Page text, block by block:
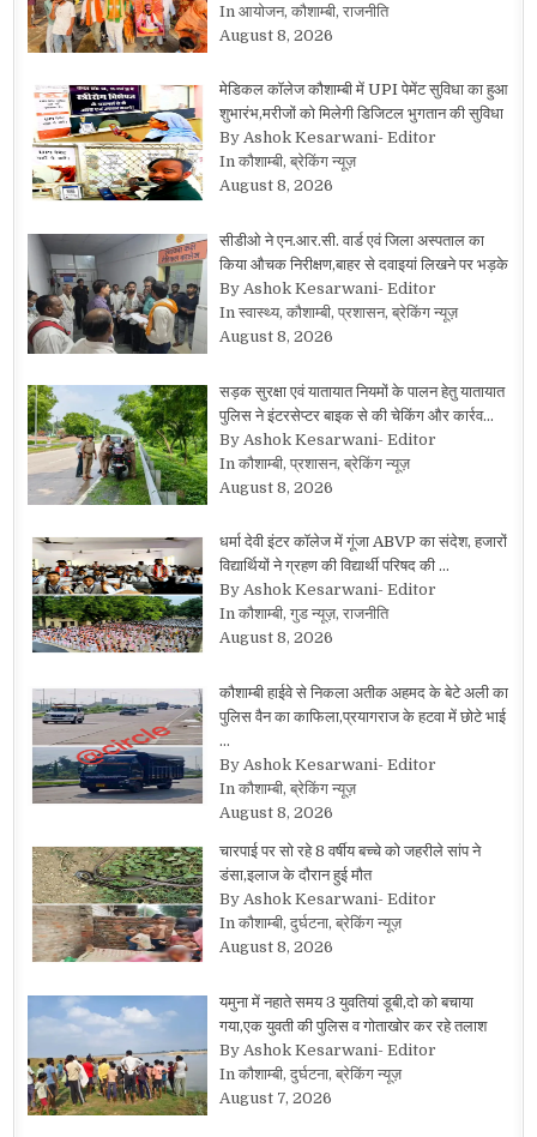
In आयोजन, कौशाम्बी, राजनीति
August 8, 2026
मेडिकल कॉलेज कौशाम्बी में UPI पेमेंट सुविधा का हुआ
शुभारंभ,मरीजों को मिलेगी डिजिटल भुगतान की सुविधा
By Ashok Kesarwani- Editor
In कौशाम्बी, ब्रेकिंग न्यूज़
August 8, 2026
सीडीओ ने एन.आर.सी. वार्ड एवं जिला अस्पताल का
किया औचक निरीक्षण,बाहर से दवाइयां लिखने पर भड़के
By Ashok Kesarwani- Editor
In स्वास्थ्य, कौशाम्बी, प्रशासन, ब्रेकिंग न्यूज़
August 8, 2026
सड़क सुरक्षा एवं यातायात नियमों के पालन हेतु यातायात
पुलिस ने इंटरसेप्टर बाइक से की चेकिंग और कार्रव…
By Ashok Kesarwani- Editor
In कौशाम्बी, प्रशासन, ब्रेकिंग न्यूज़
August 8, 2026
धर्मा देवी इंटर कॉलेज में गूंजा ABVP का संदेश, हजारों
विद्यार्थियों ने ग्रहण की विद्यार्थी परिषद की …
By Ashok Kesarwani- Editor
In कौशाम्बी, गुड न्यूज़, राजनीति
August 8, 2026
कौशाम्बी हाईवे से निकला अतीक अहमद के बेटे अली का
पुलिस वैन का काफिला,प्रयागराज के हटवा में छोटे भाई
…
By Ashok Kesarwani- Editor
In कौशाम्बी, ब्रेकिंग न्यूज़
August 8, 2026
चारपाई पर सो रहे 8 वर्षीय बच्चे को जहरीले सांप ने
डंसा,इलाज के दौरान हुई मौत
By Ashok Kesarwani- Editor
In कौशाम्बी, दुर्घटना, ब्रेकिंग न्यूज़
August 8, 2026
यमुना में नहाते समय 3 युवतियां डूबी,दो को बचाया
गया,एक युवती की पुलिस व गोताखोर कर रहे तलाश
By Ashok Kesarwani- Editor
In कौशाम्बी, दुर्घटना, ब्रेकिंग न्यूज़
August 7, 2026